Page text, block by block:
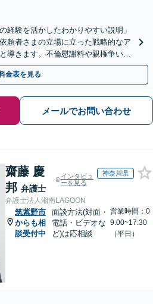
経験を活かしたわかりやすい説明」
頼者さまの立場に立った戦略的なア
導きます。不倫慰謝料や親権争い、
もご相談ください。
金表を見る
メールでお問い合わせ
齋藤 慶
邦 弁護士
インタビュ
ーを見る
神奈川県
弁護士法人湘南LAGOON
筑紫野市
からも相
談受付中
面談方法(対面・
電話・ビデオな
ど)は応相談
営業時間：0
9:00~17:30
（平日）